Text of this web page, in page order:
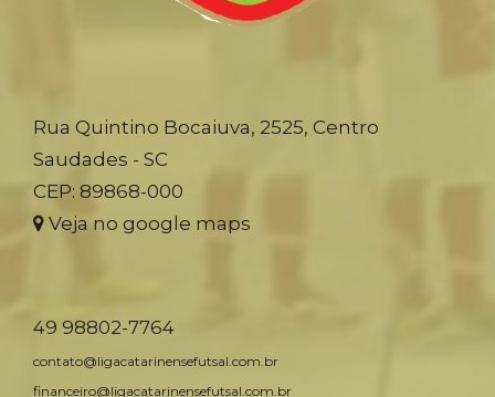
Rua Quintino Bocaiuva, 2525, Centro
Saudades - SC
CEP: 89868-000
Veja no google maps
49 98802-7764
contato@ligacatarinensefutsal.com.br
financeiro@ligacatarinensefutsal.com.br